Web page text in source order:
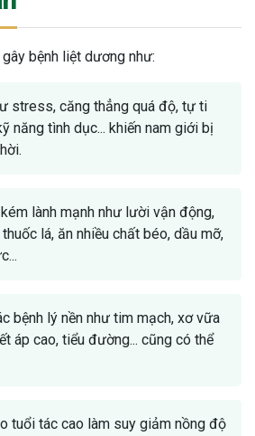
bệnh liệt dương như:
stress, căng thẳng quá độ, tự ti
năng tình dục... khiến nam giới bị
lành mạnh như lười vận động,
lá, ăn nhiều chất béo, dầu mỡ,
bệnh lý nền như tim mạch, xơ vữa
áp cao, tiểu đường... cũng có thể
tuổi tác cao làm suy giảm nồng độ